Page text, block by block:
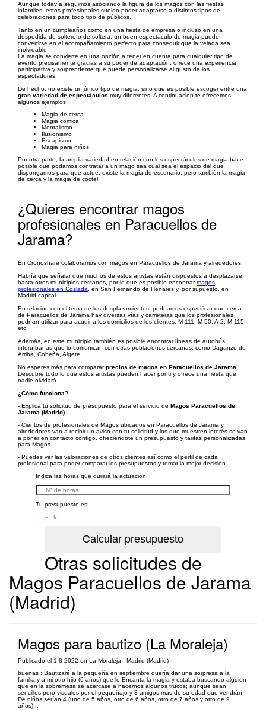
Aunque todavía seguimos asociando la figura de los magos con las fiestas
infantiles, estos profesionales suelen poder adaptarse a distintos tipos de
celebraciones para todo tipo de públicos.
Tanto en un cumpleaños como en una fiesta de empresa o incluso en una
despedida de soltero o de soltera, un buen espectáculo de magia puede
convertirse en el acompañamiento perfecto para conseguir que la velada sea
inolvidable.
La magia se convierte en una opción a tener en cuenta para cualquier tipo de
evento precisamente gracias a su poder de adaptación: ofrece una experiencia
participativa y sorprendente que puede personalizarse al gusto de los
espectadores.
De hecho, no existe un único tipo de magia, sino que es posible escoger entre una
gran variedad de espectáculos muy diferentes. A continuación te ofrecemos
algunos ejemplos:
Magia de cerca
Magia cómica
Mentalismo
Ilusionismo
Escapismo
Magia para niños
Por otra parte, la amplia variedad en relación con los espectáculos de magia hace
posible que podamos contratar a un mago sea cual sea el espacio del que
dispongamos para que actúe: existe la magia de escenario, pero también la magia
de cerca y la magia de cóctel.
¿Quieres encontrar magos
profesionales en Paracuellos de
Jarama?
En Cronoshare colaboramos con magos en Paracuellos de Jarama y alrededores.
Habría que señalar que muchos de estos artistas están dispuestos a desplazarse
hasta otros municipios cercanos, por lo que es posible encontrarmagos
profesionales en Coslada , en San Fernando de Henares y, por supuesto, en
Madrid capital.
En relación con el tema de los desplazamientos, podríamos especificar que cerca
de Paracuellos de Jarama hay diversas vías y carreteras que los profesionales
podrían utilizar para acudir a los domicilios de los clientes: M-111, M-50, A-2, M-115,
etc.
Además, en este municipio también es posible encontrar líneas de autobús
interurbanas que lo comunican con otras poblaciones cercanas, como Daganzo de
Arriba, Cobeña, Algete…
No esperes más para compararprecios de magos en Paracuellos de Jarama
Descubre todo lo que estos artistas pueden hacer por ti y ofrece una fiesta que
nadie olvidará.
¿Cómo funciona?
- Explica tu solicitud de presupuesto para el servicio de Magos Paracuellos de
Jarama (Madrid)
- Cientos de profesionales de Magos ubicados en Paracuellos de Jarama y
alrededores van a recibir un aviso con tu solicitud y los que muestren interés se van
a poner en contacto contigo, ofreciéndote un presupuesto y tarifas personalizadas
para Magos.
- Puedes ver las valoraciones de otros clientes así como el perfil de cada
profesional para poder comparar los presupuestos y tomar la mejor decisión.
Indica las horas que durará la actuación:
Tu presupuesto es:
– €
Otras solicitudes de
Magos Paracuellos de Jarama
(Madrid)
Magos para bautizo (La Moraleja)
Publicado el 1-8-2022 en La Moraleja - Madrid (Madrid)
buenas : Bautizaré a la pequeña en septiembre quería dar una sorpresa a la
familia y a mi otro hijo (6 años) que le Encanta la magia y estaba buscando alguien
que en la sobremesa se acercase a hacernos algunos trucos; aunque sean
sencillos pero visuales por el pequeñajo y 3 amigos más de su edad que vendrán.
De niños serían 4 (uno de 5 años, otro de 6 años, otro de 7 años y otro de 9
años)...